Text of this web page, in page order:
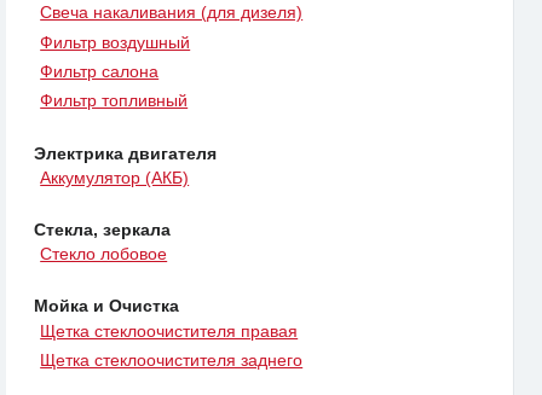
Свеча накаливания (для дизеля)
Фильтр воздушный
Фильтр салона
Фильтр топливный
Электрика двигателя
Аккумулятор (АКБ)
Стекла, зеркала
Стекло лобовое
Мойка и Очистка
Щетка стеклоочистителя правая
Щетка стеклоочистителя заднего